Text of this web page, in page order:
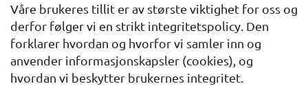
Våre brukeres tillit er av største viktighet for oss og
derfor følger vi en strikt integritetspolicy. Den
forklarer hvordan og hvorfor vi samler inn og
anvender informasjonskapsler (cookies), og
hvordan vi beskytter brukernes integritet.